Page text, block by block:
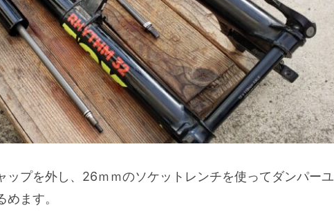
ップを外し、26ｍｍのソケットレンチを使ってダンパーユ
ます。